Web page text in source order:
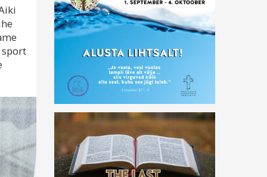
sport